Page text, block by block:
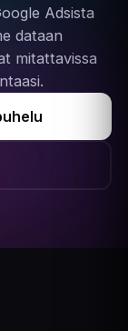
Adsista
dataan
mitattavissa